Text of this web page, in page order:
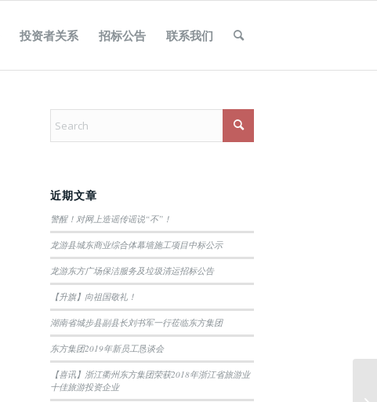
投资者关系 招标公告 联系我们
近期文章
警醒！对网上造谣传谣说“不”！
龙游县城东商业综合体幕墙施工项目中标公示
龙游东方广场保洁服务及垃圾清运招标公告
【升旗】向祖国敬礼！
湖南省城步县副县长刘书军一行莅临东方集团
东方集团2019年新员工恳谈会
【喜讯】浙江衢州东方集团荣获2018年浙江省旅游业
十佳旅游投资企业